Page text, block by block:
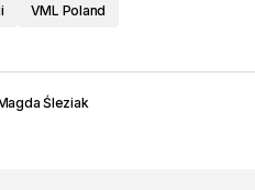
VML Poland
Śleziak